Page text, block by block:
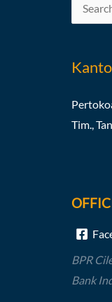
Search
Tim.,
BPR
Bank